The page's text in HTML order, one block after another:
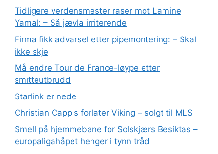
Tidligere verdensmester raser mot Lamine
Yamal: – Så jævla irriterende
Firma fikk advarsel etter pipemontering: – Skal
ikke skje
Må endre Tour de France-løype etter
smitteutbrudd
Starlink er nede
Christian Cappis forlater Viking – solgt til MLS
Smell på hjemmebane for Solskjærs Besiktas –
europaligahåpet henger i tynn tråd